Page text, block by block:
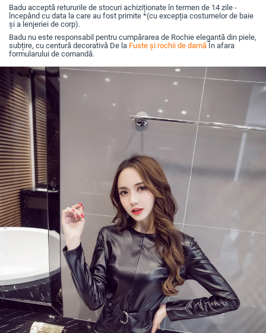
Badu acceptă retururile de stocuri achiziționate în termen de 14 zile -
începând cu data la care au fost primite *(cu excepția costumelor de baie
și a lenjeriei de corp).
Badu nu este responsabil pentru cumpărarea de Rochie elegantă din piele,
subțire, cu centură decorativă De la Fuste și rochii de damă În afara
formularului de comandă.